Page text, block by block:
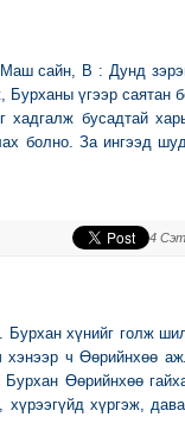
сайн, B : Дунд
үгээр саятан
хадгалж бусадтай
болно. За ингээд
4
Бурхан хүнийг голж
хэнээр ч Өөрийнхөө
Өөрийнхөө
хүргэж,